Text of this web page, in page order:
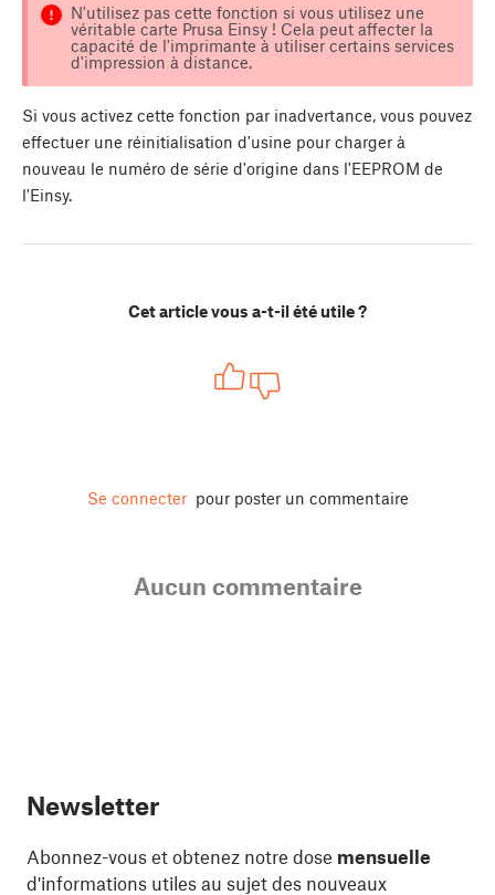
N'utilisez pas cette fonction si vous utilisez une
véritable carte Prusa Einsy ! Cela peut affecter la
capacité de l'imprimante à utiliser certains services
d'impression à distance.
Si vous activez cette fonction par inadvertance, vous pouvez
effectuer une réinitialisation d'usine pour charger à
nouveau le numéro de série d'origine dans l'EEPROM de
l'Einsy.
Cet article vous a-t-il été utile ?
Se connecter pour poster un commentaire
Aucun commentaire
Newsletter
Abonnez-vous et obtenez notre dose mensuelle
d'informations utiles au sujet des nouveaux